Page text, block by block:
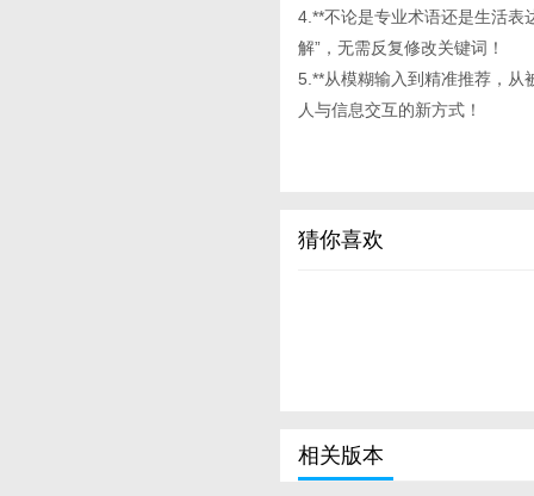
4.**不论是专业术语还是生活表
解”，无需反复修改关键词！
5.**从模糊输入到精准推荐，从
人与信息交互的新方式！
猜你喜欢
相关版本